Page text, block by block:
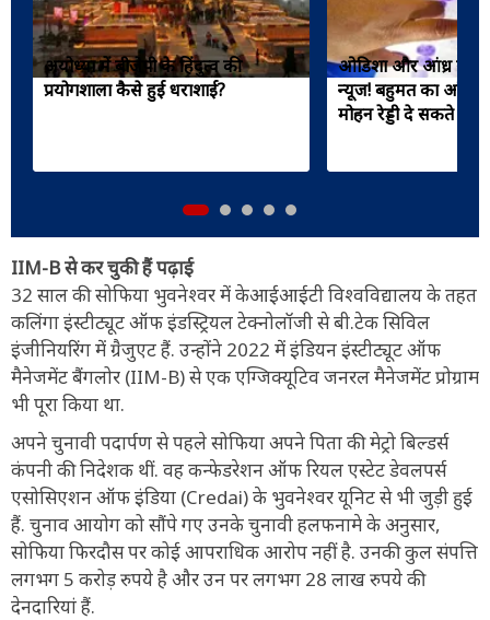
अयोध्या में बीजेपी के हिंदुत्व की
प्रयोगशाला कैसे हुई धराशाई?
ओडिशा और आंध्र से
न्यूज! बहुमत का
मोहन रेड्डी दे सकते हैं
IIM-B से कर चुकी हैं पढ़ाई
32 साल की सोफिया भुवनेश्वर में केआईआईटी विश्वविद्यालय के तहत
कलिंगा इंस्टीट्यूट ऑफ इंडस्ट्रियल टेक्नोलॉजी से बी.टेक सिविल
इंजीनियरिंग में ग्रैजुएट हैं. उन्होंने 2022 में इंडियन इंस्टीट्यूट ऑफ
मैनेजमेंट बैंगलोर (IIM-B) से एक एग्जिक्यूटिव जनरल मैनेजमेंट प्रोग्राम
भी पूरा किया था.
अपने चुनावी पदार्पण से पहले सोफिया अपने पिता की मेट्रो बिल्डर्स
कंपनी की निदेशक थीं. वह कन्फेडरेशन ऑफ रियल एस्टेट डेवलपर्स
एसोसिएशन ऑफ इंडिया (Credai) के भुवनेश्वर यूनिट से भी जुड़ी हुई
हैं. चुनाव आयोग को सौंपे गए उनके चुनावी हलफनामे के अनुसार,
सोफिया फिरदौस पर कोई आपराधिक आरोप नहीं है. उनकी कुल संपत्ति
लगभग 5 करोड़ रुपये है और उन पर लगभग 28 लाख रुपये की
देनदारियां हैं.